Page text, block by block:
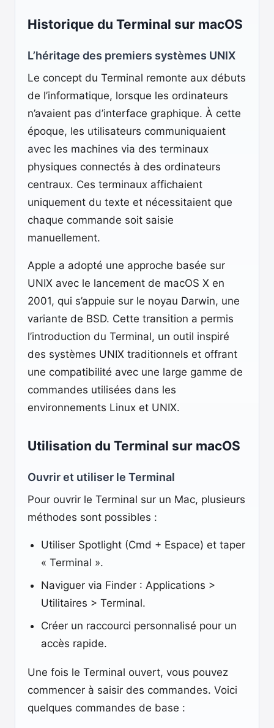
Historique du Terminal sur macOS
L’héritage des premiers systèmes UNIX
Le concept du Terminal remonte aux débuts
de l’informatique, lorsque les ordinateurs
n’avaient pas d’interface graphique. À cette
époque, les utilisateurs communiquaient
avec les machines via des terminaux
physiques connectés à des ordinateurs
centraux. Ces terminaux affichaient
uniquement du texte et nécessitaient que
chaque commande soit saisie
manuellement.
Apple a adopté une approche basée sur
UNIX avec le lancement de macOS X en
2001, qui s’appuie sur le noyau Darwin, une
variante de BSD. Cette transition a permis
l’introduction du Terminal, un outil inspiré
des systèmes UNIX traditionnels et offrant
une compatibilité avec une large gamme de
commandes utilisées dans les
environnements Linux et UNIX.
Utilisation du Terminal sur macOS
Ouvrir et utiliser le Terminal
Pour ouvrir le Terminal sur un Mac, plusieurs
méthodes sont possibles :
Utiliser Spotlight (Cmd + Espace) et taper
« Terminal ».
Naviguer via Finder : Applications >
Utilitaires > Terminal.
Créer un raccourci personnalisé pour un
accès rapide.
Une fois le Terminal ouvert, vous pouvez
commencer à saisir des commandes. Voici
quelques commandes de base :